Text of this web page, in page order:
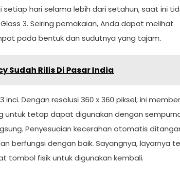
hari selama lebih dari setahun, saat ini
3. Seiring pemakaian, Anda dapat melihat
pada bentuk dan sudutnya yang tajam.
Sudah Rilis Di Pasar India
inci. Dengan resolusi 360 x 360 piksel, ini
tetap dapat digunakan dengan
Penyesuaian kecerahan otomatis
berfungsi dengan baik. Sayangnya, layarnya
tombol fisik untuk digunakan kembali.